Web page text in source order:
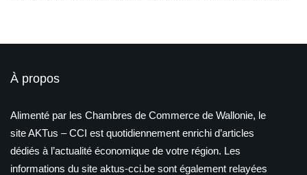
À propos
Alimenté par les Chambres de Commerce de Wallonie, le
site AKTus – CCI est quotidiennement enrichi d’articles
dédiés à l’actualité économique de votre région. Les
informations du site aktus-cci.be sont également relayées